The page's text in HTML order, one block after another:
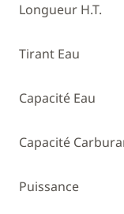
Longueur H.T.
Tirant Eau
Capacité Eau
Capacité
Puissance